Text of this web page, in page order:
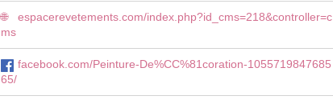
espacerevetements.com/index.php?id_cms=218&controller=c
ms
facebook.com/Peinture-De%CC%81coration-1055719847685
65/